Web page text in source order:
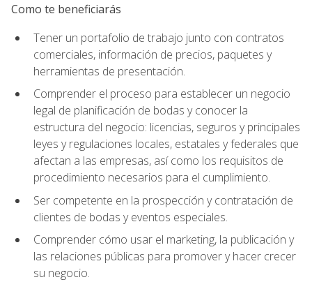
Como te beneficiarás
Tener un portafolio de trabajo junto con contratos
comerciales, información de precios, paquetes y
herramientas de presentación.
Comprender el proceso para establecer un negocio
legal de planificación de bodas y conocer la
estructura del negocio: licencias, seguros y principales
leyes y regulaciones locales, estatales y federales que
afectan a las empresas, así como los requisitos de
procedimiento necesarios para el cumplimiento.
Ser competente en la prospección y contratación de
clientes de bodas y eventos especiales.
Comprender cómo usar el marketing, la publicación y
las relaciones públicas para promover y hacer crecer
su negocio.